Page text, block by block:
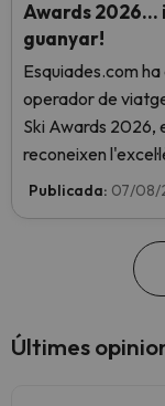
Awards 2026…
guanyar!
Esquiades.com
operador de
Ski Awards 2026,
reconeixen
Vota ara i
Publicada: 07/08/
Últimes